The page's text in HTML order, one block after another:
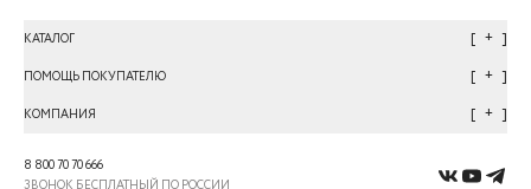
КАТАЛОГ +
ПОМОЩЬ ПОКУПАТЕЛЮ +
КОМПАНИЯ +
8 800 70 70 666